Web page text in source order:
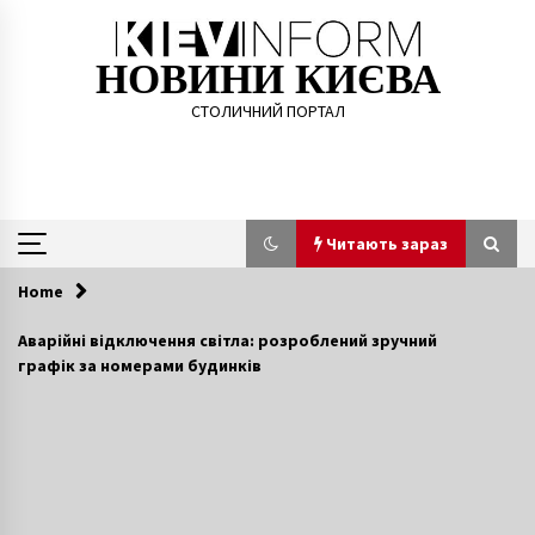
НОВИНИ КИЄВА
СТОЛИЧНИЙ ПОРТАЛ
Читають зараз
Читають зараз
Киев накроет циклон: синоптик дала свежий
Home
Аварійні відключення світла: розроблений зручний
графік за номерами будинків